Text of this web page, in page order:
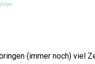
(immer noch) viel